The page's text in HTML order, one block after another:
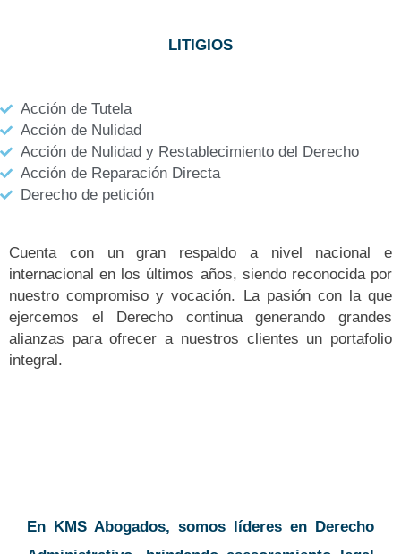
LITIGIOS
Acción de Tutela
Acción de Nulidad
Acción de Nulidad y Restablecimiento del Derecho
Acción de Reparación Directa
Derecho de petición
Cuenta con un gran respaldo a nivel nacional e
internacional en los últimos años, siendo reconocida por
nuestro compromiso y vocación. La pasión con la que
ejercemos el Derecho continua generando grandes
alianzas para ofrecer a nuestros clientes un portafolio
integral.
En KMS Abogados, somos líderes en Derecho